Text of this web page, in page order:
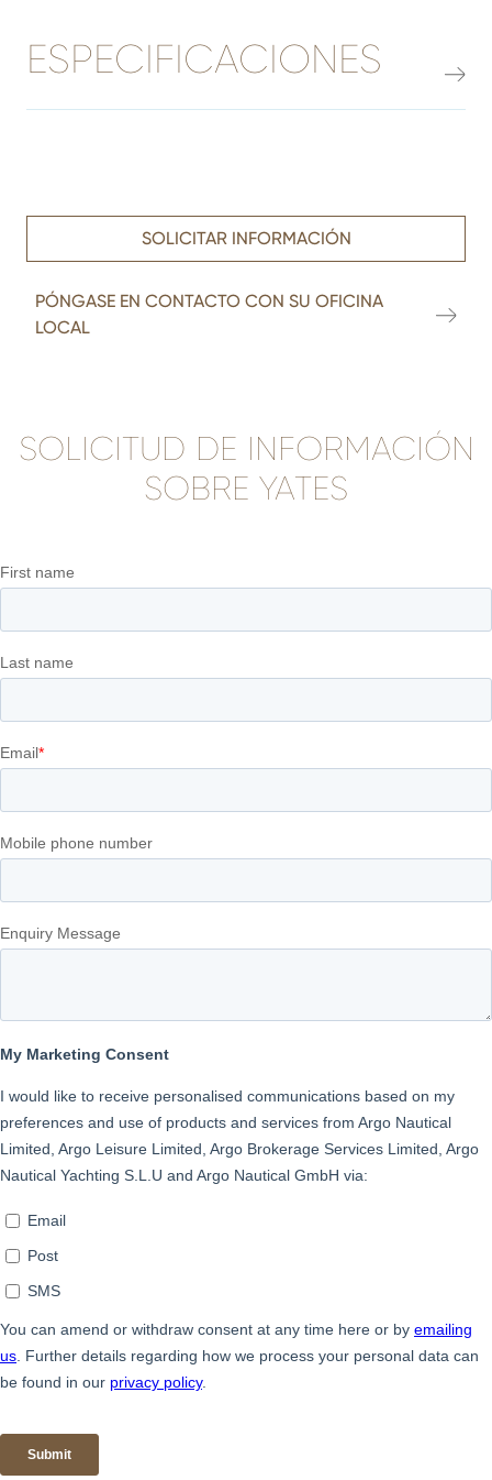
ESPECIFICACIONES
SOLICITAR INFORMACIÓN
PÓNGASE EN CONTACTO CON SU OFICINA
LOCAL
SOLICITUD DE INFORMACIÓN
SOBRE YATES